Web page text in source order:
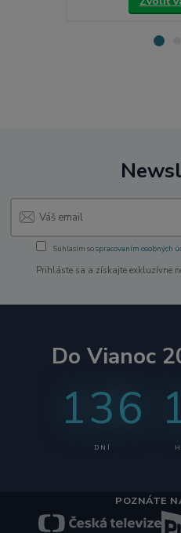
Súhlasím sospracovaním osobných
Prihláste sa a získajte exkluzívne
Do Vianoc
136
DNÍ
POZNÁTE